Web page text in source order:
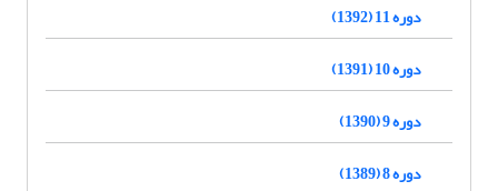
دوره 11 (1392)
دوره 10 (1391)
دوره 9 (1390)
دوره 8 (1389)